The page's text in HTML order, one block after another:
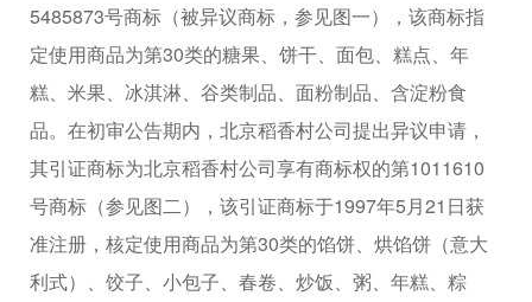
5485873号商标（被异议商标，参见图一），该商标指
定使用商品为第30类的糖果、饼干、面包、糕点、年
糕、米果、冰淇淋、谷类制品、面粉制品、含淀粉食
品。在初审公告期内，北京稻香村公司提出异议申请，
其引证商标为北京稻香村公司享有商标权的第1011610
号商标（参见图二），该引证商标于1997年5月21日获
准注册，核定使用商品为第30类的馅饼、烘馅饼（意大
利式）、饺子、小包子、春卷、炒饭、粥、年糕、粽